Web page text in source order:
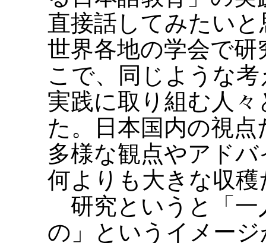
直接話してみたい
世界各地の学会で
こで、同じような
実践に取り組む人
た。日本国内の視
多様な観点やアド
何よりも大きな収
研究というと「一
の」というイメー